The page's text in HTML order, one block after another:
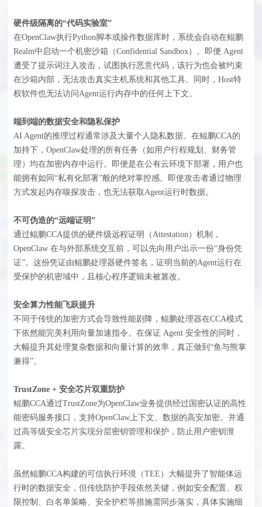
硬件级隔离的“代码实验室”
在OpenClaw执行Python脚本或操作数据库时，系统会自动在鲲鹏
Realm中启动一个机密沙箱（Confidential Sandbox）。即便 Agent
遭受了提示词注入攻击，试图执行恶意代码，该行为也会被约束
在沙箱内部，无法攻击真实主机系统和其他工具。同时，Host特
权软件也无法访问Agent运行内存中的任何上下文。
端到端的数据安全和隐私保护
AI Agent的推理过程通常涉及大量个人隐私数据。在鲲鹏CCA的
加持下，OpenClaw处理的所有任务（如用户行程规划、财务管
理）均在加密内存中运行。即便是在公有云环境下部署，用户也
能拥有如同“私有化部署”般的绝对掌控感。即使攻击者通过物理
方式发起内存嗅探攻击，也无法获取Agent运行时数据。
不可伪造的“远端证明”
通过鲲鹏CCA提供的硬件级远程证明（Attestation）机制，
OpenClaw 在与外部系统交互前，可以先向用户出示一份“身份凭
证”。这份凭证由鲲鹏处理器硬件签名，证明当前的Agent运行在
受保护的机密域中，且核心程序逻辑未被篡改。
安全算力性能飞跃提升
不同于传统的加密方式会导致性能剧降，鲲鹏处理器在CCA模式
下依然能完美利用向量加速指令。在保证 Agent 安全性的同时，
大幅提升其处理复杂数据和向量计算的效率，真正做到“鱼与熊掌
兼得”。
TrustZone + 安全芯片双重防护
鲲鹏CCA通过TrustZone为OpenClaw业务提供经过国密认证的高性
能密码服务接口，支持OpenClaw上下文、数据的高安加密。并通
过高等级安全芯片实现分层密钥管理和保护，防止用户密钥泄
露。
虽然鲲鹏CCA构建的可信执行环境（TEE）大幅提升了智能体运
行时的数据安全，但传统防护手段依然关键，例如安全配置、权
限控制、白名单策略、安全护栏等措施需同步落实，具体实施细